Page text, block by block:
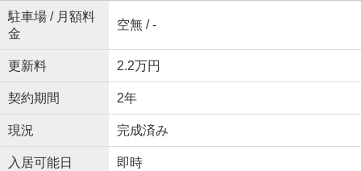
駐車場 / 月額料
金
空無 / -
更新料 2.2万円
契約期間 2年
現況 完成済み
入居可能日 即時